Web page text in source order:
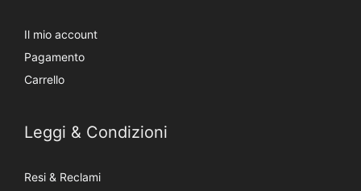
Il mio account
Pagamento
Carrello
Leggi & Condizioni
Resi & Reclami